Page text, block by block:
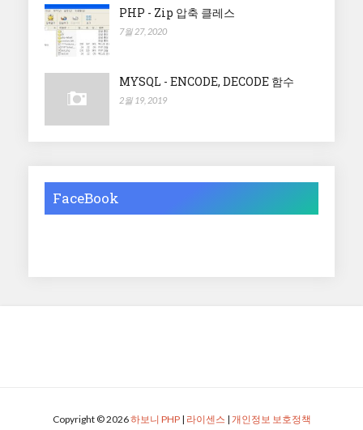
PHP - Zip 압축 클레스
7월 27, 2020
MYSQL - ENCODE, DECODE 함수
2월 19, 2019
FaceBook
Copyright ©2026하보니 PHP| 라이센스 | 개인정보 보호정책